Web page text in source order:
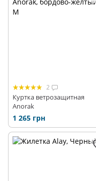
2
Куртка ветрозащитная
Anorak
1 265 грн